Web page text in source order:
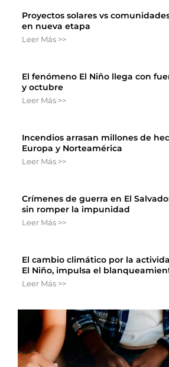
Proyectos solares vs
en nueva etapa
Leer Más >>
El fenómeno El Niño llega con
y octubre
Leer Más >>
Incendios arrasan millones de
Europa y Norteamérica
Leer Más >>
Crímenes de guerra en El
sin romper la impunidad
Leer Más >>
El cambio climático por la
El Niño, impulsa el
Leer Más >>